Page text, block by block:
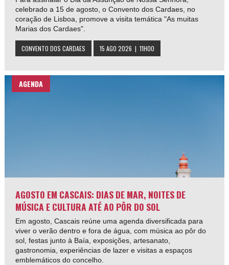
celebrado a 15 de agosto, o Convento dos Cardaes, no
coração de Lisboa, promove a visita temática "As muitas
Marias dos Cardaes".
CONVENTO DOS CARDAES 15 AGO 2026 | 11H00
AGENDA
AGOSTO EM CASCAIS: DIAS DE MAR, NOITES DE
MÚSICA E CULTURA ATÉ AO PÔR DO SOL
Em agosto, Cascais reúne uma agenda diversificada para
viver o verão dentro e fora de água, com música ao pôr do
sol, festas junto à Baía, exposições, artesanato,
gastronomia, experiências de lazer e visitas a espaços
emblemáticos do concelho.